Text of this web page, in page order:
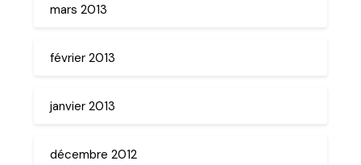
mars 2013
février 2013
janvier 2013
décembre 2012